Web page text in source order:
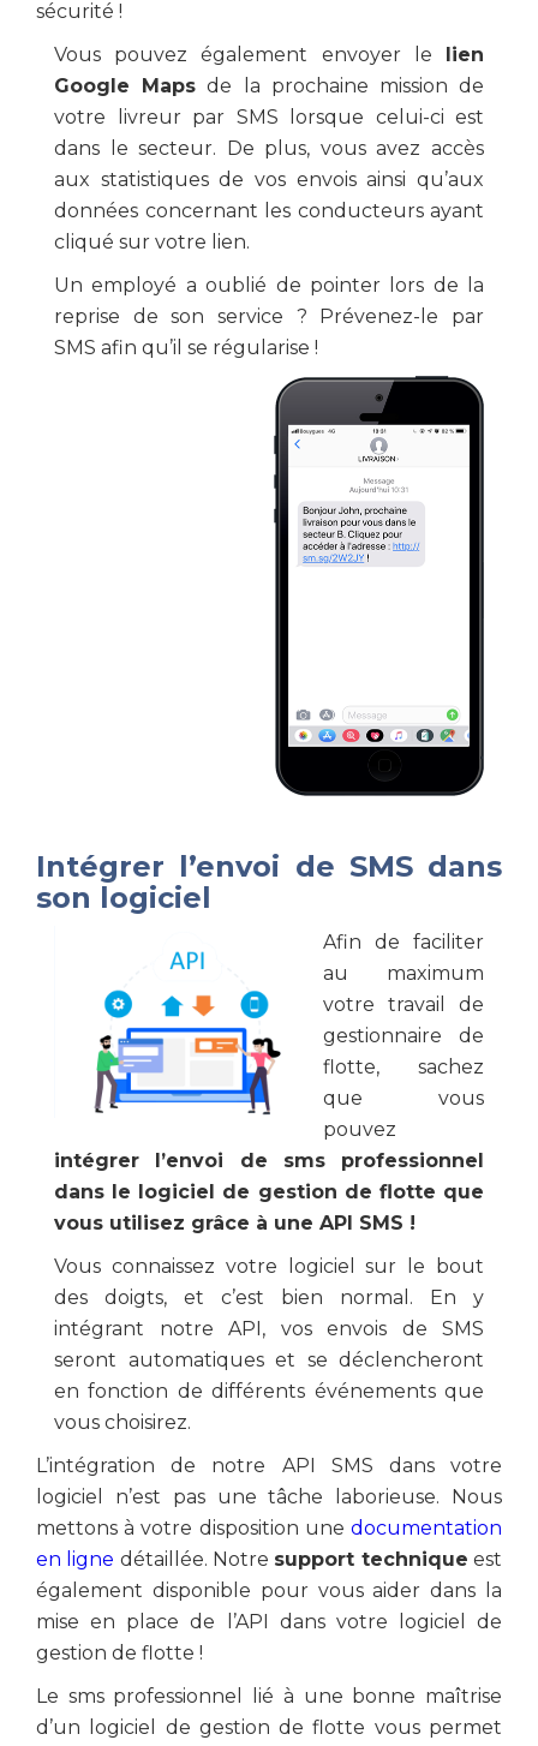
sécurité !
Vous pouvez également envoyer le lien
Google Maps de la prochaine mission de
votre livreur par SMS lorsque celui-ci est
dans le secteur. De plus, vous avez accès
aux statistiques de vos envois ainsi qu’aux
données concernant les conducteurs ayant
cliqué sur votre lien.
Un employé a oublié de pointer lors de la
reprise de son service ? Prévenez-le par
SMS afin qu’il se régularise !
Intégrer l’envoi de SMS dans
son logiciel
Afin de faciliter
au maximum
votre travail de
gestionnaire de
flotte, sachez
que vous
pouvez
intégrer l’envoi de sms professionnel
dans le logiciel de gestion de flotte que
vous utilisez grâce à une API SMS !
Vous connaissez votre logiciel sur le bout
des doigts, et c’est bien normal. En y
intégrant notre API, vos envois de SMS
seront automatiques et se déclencheront
en fonction de différents événements que
vous choisirez.
L’intégration de notre API SMS dans votre
logiciel n’est pas une tâche laborieuse. Nous
mettons à votre disposition une documentation
en ligne détaillée. Notre support technique est
également disponible pour vous aider dans la
mise en place de l’API dans votre logiciel de
gestion de flotte !
Le sms professionnel lié à une bonne maîtrise
d’un logiciel de gestion de flotte vous permet